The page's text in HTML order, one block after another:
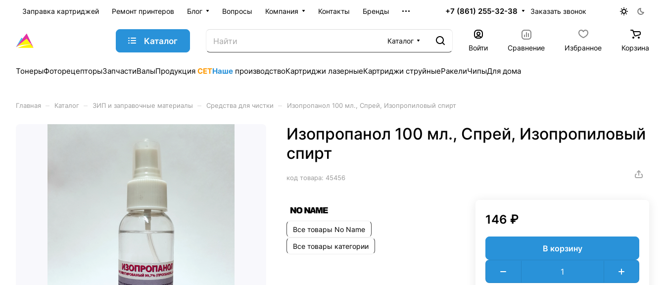
Заправка картриджей Ремонт принтеров Блог Вопросы Компания Контакты Бренды +7 (861) 255-32-38 Заказать звонок
Каталог
Каталог
Войти
Сравнение Избранное Корзина
ТонерыФоторецепторыЗапчастиВалыПродукция CETНаше производствоКартриджи лазерныеКартриджи струйныеРакелиЧипыДля дома
Главная Каталог ЗИП и заправочные материалы Средства для чистки Изопропанол 100 мл., Спрей, Изопропиловый спирт
Изопропанол 100 мл., Спрей, Изопропиловый
спирт
код товара: 45456
Все товары No Name
Все товары категории
146 ₽
В корзину